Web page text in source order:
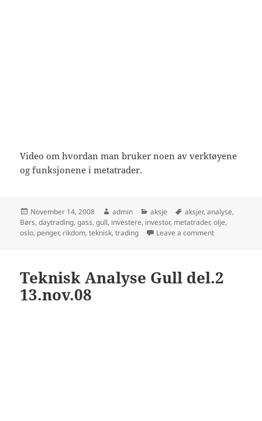
Video om hvordan man bruker noen av verktøyene
og funksjonene i metatrader.
Posted
on
November 14, 2008 Author
admin Categories
aksje Tags
aksjer,analyse,
Børs,daytrading,gass,gull, investere, investor, metatrader,olje,
oslo, penger, rikdom,teknisk,trading Leave a commenton Hvordan
Teknisk Analyse Gull del.2
13.nov.08